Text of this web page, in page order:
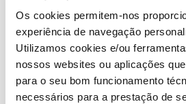
Os cookies permitem-nos
experiência de navegação
Utilizamos cookies e/ou
nossos websites ou aplicações
para o seu bom funcionamento
necessários para a prestação de
Condições do Fórum NOS